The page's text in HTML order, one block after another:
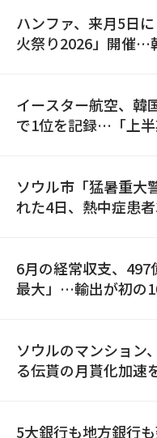
ハンファ、来月5日
火祭り2026」開催…
イースター航空、韓
で1位を記録…「上半
ソウル市「猛暑重大
れた4日、熱中症患
6月の経常収支、497
最大」…輸出が初の
ソウルのマンション
る伝貰の月貰化加速
5大銀行も地方銀行